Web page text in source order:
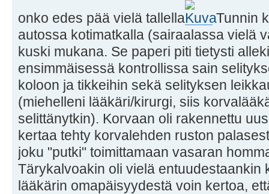
onko edes pää vielä tallella
Tunnin
autossa kotimatkalla (sairaalassa vielä
kuski mukana. Se paperi piti tietysti
ensimmäisessä kontrollissa sain
koloon ja tikkeihin sekä selityksen
(miehelleni lääkäri/kirurgi, siis
selittänytkin). Korvaan oli rakennettu
kertaa tehty korvalehden ruston
joku "putki" toimittamaan vasaran
Tärykalvoakin oli vielä entuudestaankin
lääkärin omapäisyydestä voin kertoa,